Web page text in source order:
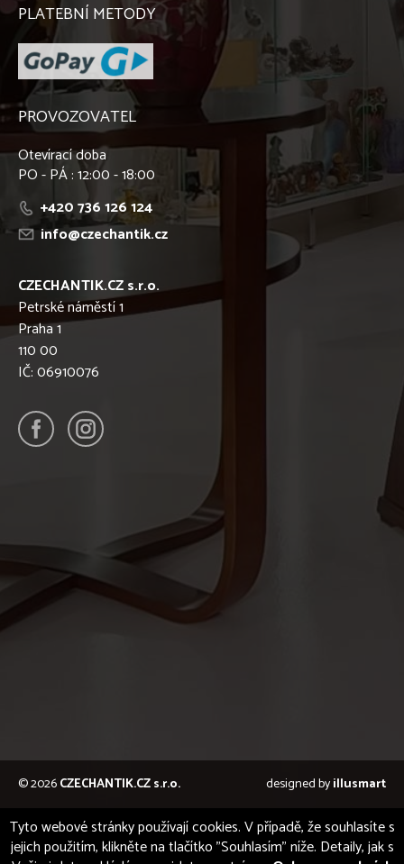
PLATEBNÍ METODY
PROVOZOVATEL
Otevírací doba
PO - PÁ : 12:00 - 18:00
+420 736 126 124
info@czechantik.cz
CZECHANTIK.CZ s.r.o.
Petrské náměstí 1
Praha 1
110 00
IČ: 06910076
© 2026CZECHANTIK.CZ s.r.o. designed byillusmart
Tyto webové stránky používají cookies. V případě, že souhlasíte s
jejich použitím, klikněte na tlačítko "Souhlasím" níže. Detaily, jak s